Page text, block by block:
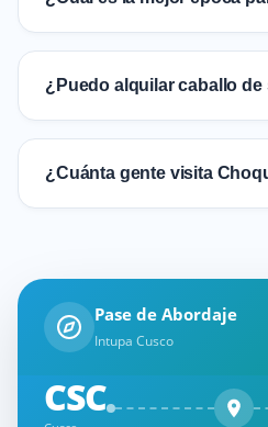
¿Puedo alquilar caballo de
¿Cuánta gente visita
Pase de Abordaje
Intupa Cusco
CSC